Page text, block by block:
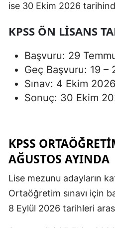
ise 30 Ekim 2026
KPSS ÖN LISANS
Başvuru: 29
Geç Başvuru: 19
Sınav: 4 Ekim 2026
Sonuç: 30 Ekim
KPSS
AĞUSTOS AYINDA
Lise mezunu adayların
Ortaöğretim sınavı için
8 Eylül 2026 tarihleri